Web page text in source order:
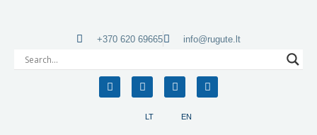
LT EN
+370 620 69665 info@rugute.lt